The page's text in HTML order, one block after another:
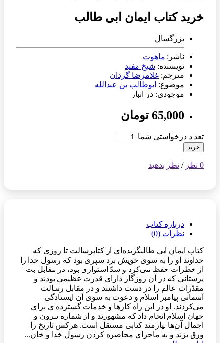
خرید کتاب ایمان ابی طالب
بزرگسال
ناشر: ماهوت
نویسنده: شیخ مفید
مترجم: غلامرضا گردان
موضوع: ابوطالب بن عبدالله
موجودی: در انبار
65,000 تومان
تعداد درخواستی شما
خرید
0 نظر / نظر بدهید
درباره کتاب
نظرات (0)
کتاب ایمان ابی طالبگزیده‌ای از کتابرسالت تا روزی که
خداوند او را به سوی خویش برد سپری بود که رسول خدا را
از خطرات حفظ می‌کرد و سدّ استواری بود، در مقابل بت
پرستانی که در آن روزگار دارای قدرت عظیمی بودند و
مقدّرات عالم را در دست داشتند و در مقابل رسالت
آسمانی پیامبر اسلام و دعوت به سوی آن ایستادگی
می‌کردند. او در این راه کارها و خدمات گسترده‌ای برای
جهان اسلام انجام داد که مشهورند و از شماره بیرون و
اجمال آن‌ها نیازمند کتابی مستقل است. هرکس تاریخ را
ورق بزند و به ماجرای محاصره کردن رسول خدا و خان...